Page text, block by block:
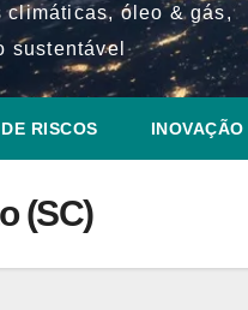
climáticas, óleo & gás,
sustentável
RISCOS INOVAÇÃO
(SC)